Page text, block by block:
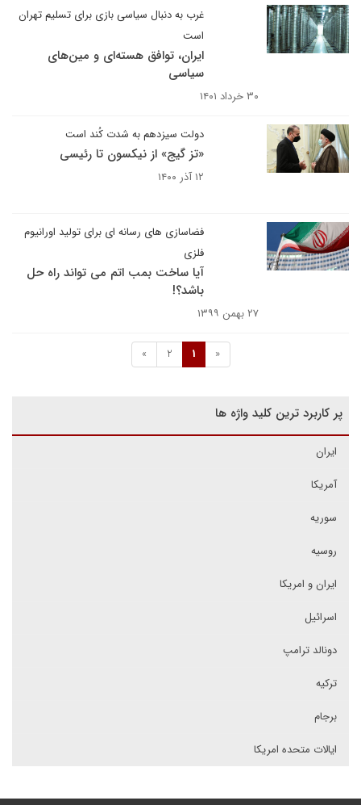
غرب به دنبال سیاسی بازی برای تسلیم تهران
است
ایران، توافق هسته‌ای و مین‌های
سیاسی
۳۰ خرداد ۱۴۰۱
دولت سیزدهم به شدت کُند است
«تز گیج» از نیکسون تا رئیسی
۱۲ آذر ۱۴۰۰
فضاسازی های رسانه ای برای تولید اورانیوم
فلزی
آیا ساخت بمب اتم می تواند راه حل
باشد؟!
۲۷ بهمن ۱۳۹۹
«
1
2
»
پر کاربرد ترین کلید واژه ها
ایران
آمریکا
سوریه
روسیه
ایران و امریکا
اسرائیل
دونالد ترامپ
ترکیه
برجام
ایالات متحده امریکا